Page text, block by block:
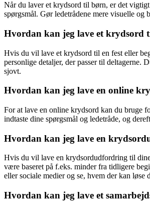
Når du laver et krydsord til børn, er det
spørgsmål. Gør ledetrådene mere visuelle
Hvordan kan jeg lave et krydsord
Hvis du vil lave et krydsord til en fest eller
personlige detaljer, der passer til deltagerne.
sjovt.
Hvordan kan jeg lave en online
For at lave en online krydsord kan du bruge
indtaste dine spørgsmål og ledetråde, og
Hvordan kan jeg lave en
Hvis du vil lave en krydsordudfordring til
være baseret på f.eks. minder fra tidligere
eller sociale medier og se, hvem der kan løse
Hvordan kan jeg lave et